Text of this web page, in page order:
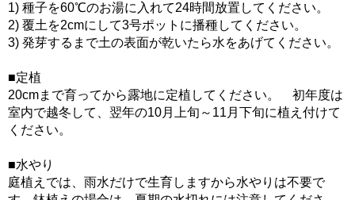
1) 種子を60℃のお湯に入れて24時間放置してください。
2) 覆土を2cmにして3号ポットに播種してください。
3) 発芽するまで土の表面が乾いたら水をあげてください。
■定植
20cmまで育ってから露地に定植してください。 初年度は
室内で越冬して、翌年の10月上旬～11月下旬に植え付けて
ください。
■水やり
庭植えでは、雨水だけで生育しますから水やりは不要で